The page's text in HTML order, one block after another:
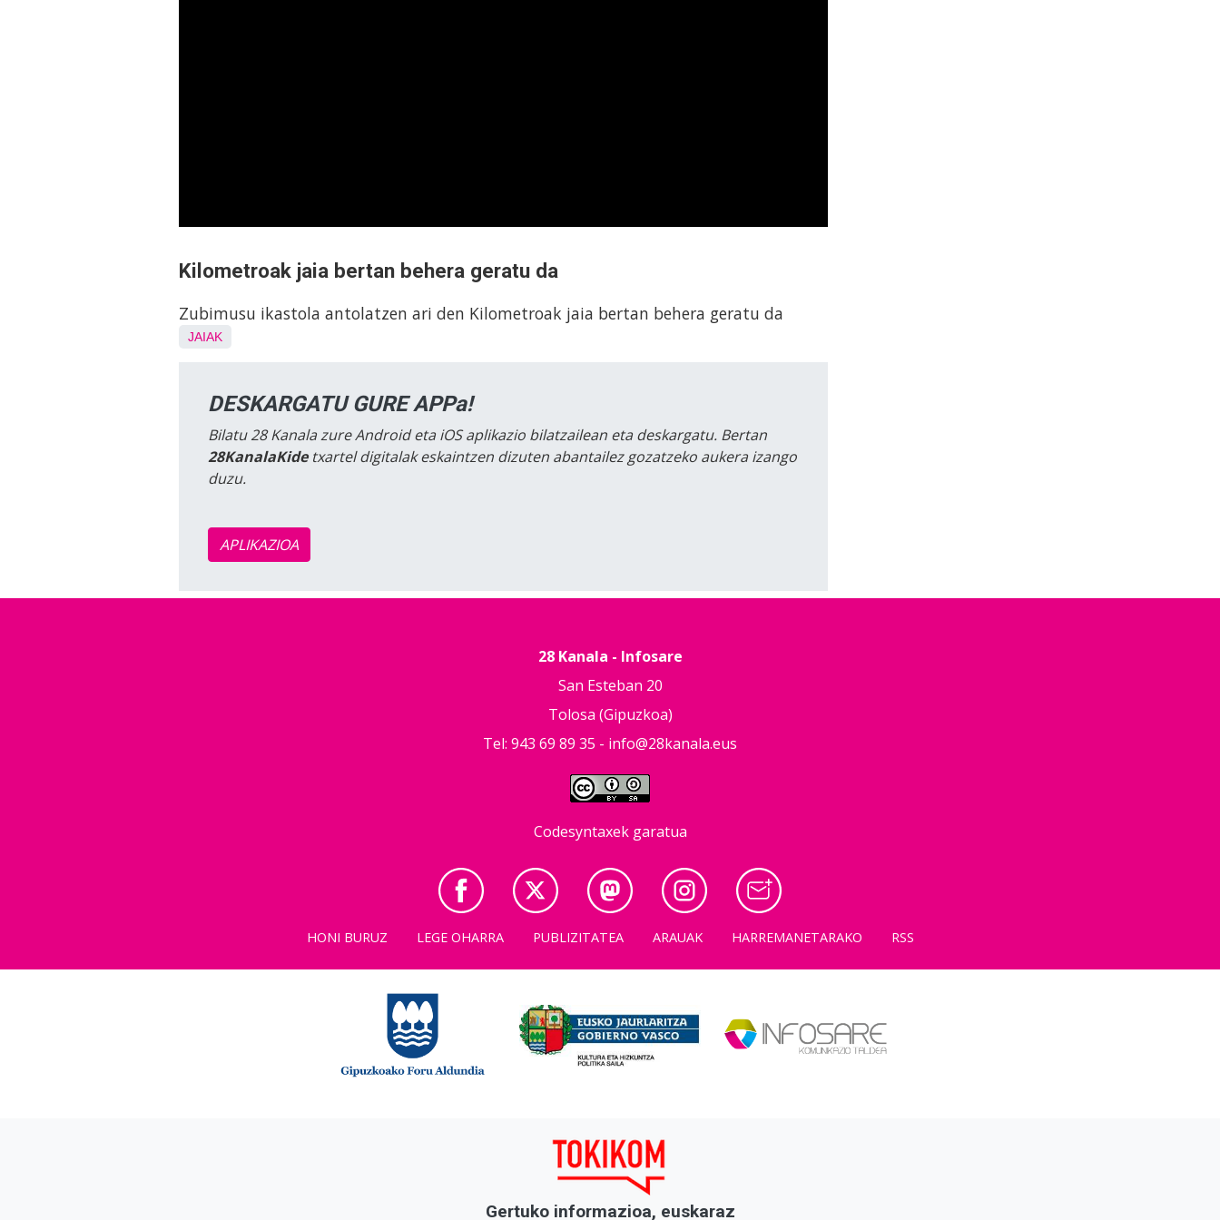
Kilometroak jaia bertan behera geratu da
Zubimusu ikastola antolatzen ari den Kilometroak jaia bertan behera geratu da
JAIAK
DESKARGATU GURE APPa!
Bilatu 28 Kanala zure Android eta iOS aplikazio bilatzailean eta deskargatu. Bertan
28KanalaKidetxartel digitalak eskaintzen dizuten abantailez gozatzeko aukera izango
duzu.
APLIKAZIOA
28 Kanala - Infosare
San Esteban 20
Tolosa (Gipuzkoa)
Tel: 943 69 89 35 - info@28kanala.eus
Codesyntaxek garatua
HONI BURUZ LEGE OHARRA PUBLIZITATEA ARAUAK HARREMANETARAKO RSS
Gertuko informazioa, euskaraz